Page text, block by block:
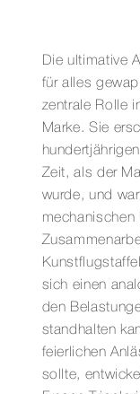
Die ultimative
für alles
zentrale Rolle
Marke. Sie
Zeit, als der
wurde, und
mechanischen
sich einen
den
standhalten
feierlichen
sollte,